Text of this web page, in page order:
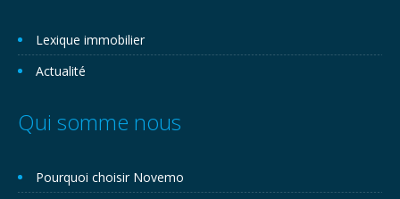
Lexique immobilier
Actualité
Qui somme nous
Pourquoi choisir Novemo